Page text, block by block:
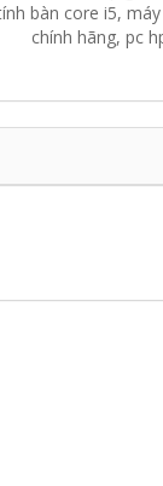
bàn core i5,
chính hãng, pc